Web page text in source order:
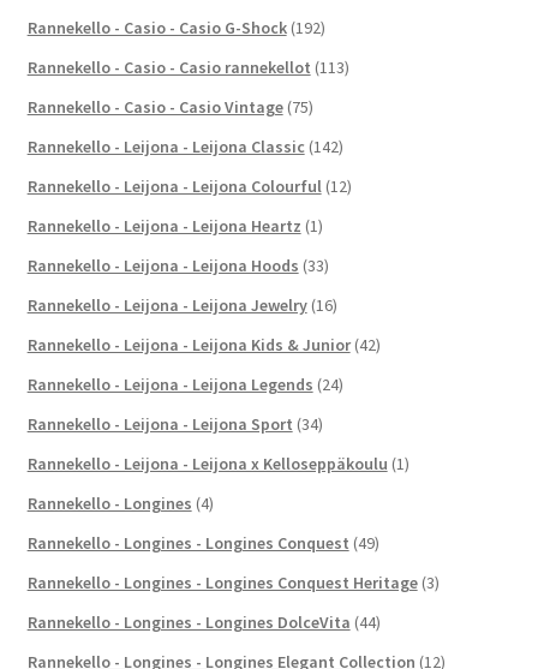
Rannekello - Casio - Casio G-Shock (192)
Rannekello - Casio - Casio rannekellot (113)
Rannekello - Casio - Casio Vintage (75)
Rannekello - Leijona - Leijona Classic (142)
Rannekello - Leijona - Leijona Colourful (12)
Rannekello - Leijona - Leijona Heartz (1)
Rannekello - Leijona - Leijona Hoods (33)
Rannekello - Leijona - Leijona Jewelry (16)
Rannekello - Leijona - Leijona Kids & Junior (42)
Rannekello - Leijona - Leijona Legends (24)
Rannekello - Leijona - Leijona Sport (34)
Rannekello - Leijona - Leijona x Kelloseppäkoulu (1)
Rannekello - Longines (4)
Rannekello - Longines - Longines Conquest (49)
Rannekello - Longines - Longines Conquest Heritage (3)
Rannekello - Longines - Longines DolceVita (44)
Rannekello - Longines - Longines Elegant Collection (12)